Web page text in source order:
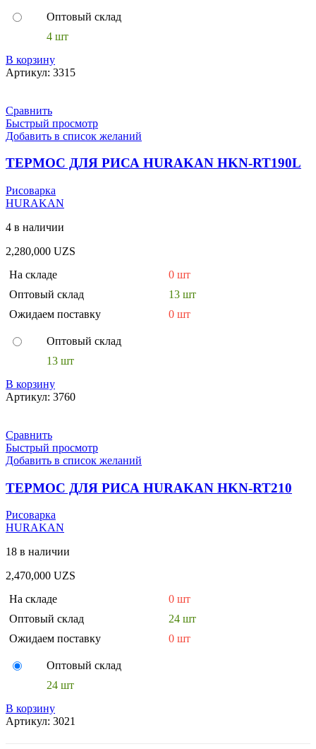
Оптовый склад
4 шт
В корзину
Артикул: 3315
Сравнить
Быстрый просмотр
Добавить в список желаний
ТЕРМОС ДЛЯ РИСА HURAKAN HKN-RT190L
Рисоварка
HURAKAN
4 в наличии
2,280,000 UZS
На складе
0 шт
Оптовый склад
13 шт
Ожидаем поставку
0 шт
Оптовый склад
13 шт
В корзину
Артикул: 3760
Сравнить
Быстрый просмотр
Добавить в список желаний
ТЕРМОС ДЛЯ РИСА HURAKAN HKN-RT210
Рисоварка
HURAKAN
18 в наличии
2,470,000 UZS
На складе
0 шт
Оптовый склад
24 шт
Ожидаем поставку
0 шт
Оптовый склад
24 шт
В корзину
Артикул: 3021